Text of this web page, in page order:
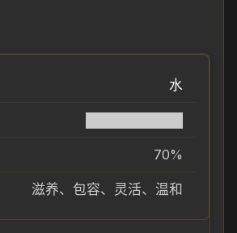
水
70%
滋养、包容、灵活、温和